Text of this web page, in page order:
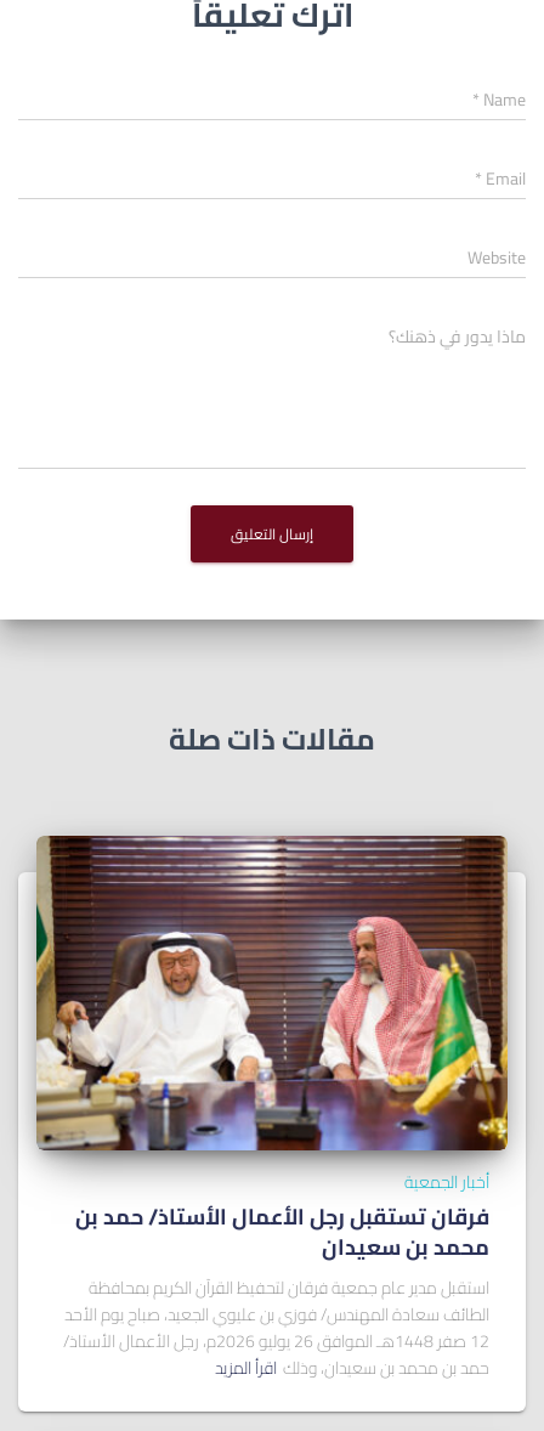
اترك تعليقاً
Name
*
Email
*
Website
ماذا يدور في ذهنك؟
مقالات ذات صلة
أخبار الجمعية
فرقان تستقبل رجل الأعمال الأستاذ/ ﺣﻤﺪ ﺑﻦ
ﻣﺤﻤﺪ ﺑﻦ ﺳﻌﻴﺪان
استقبل مدير عام جمعية فرقان لتحفيظ القرآن الكريم بمحافظة
الطائف سعادة المهندس/ فوزي بن عليوي الجعيد، صباح يوم الأحد
12 صفر 1448هـ الموافق 26 يوليو 2026م، رجل الأعمال الأستاذ/
حمد بن محمد بن سعيدان، وذلك اقرأ المزيد